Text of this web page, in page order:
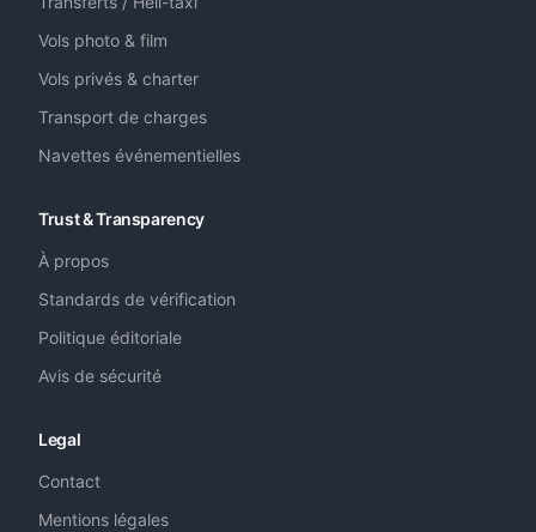
Vols photo & film
Vols privés & charter
Transport de charges
Navettes événementielles
Trust & Transparency
À propos
Standards de vérification
Politique éditoriale
Avis de sécurité
Legal
Contact
Mentions légales